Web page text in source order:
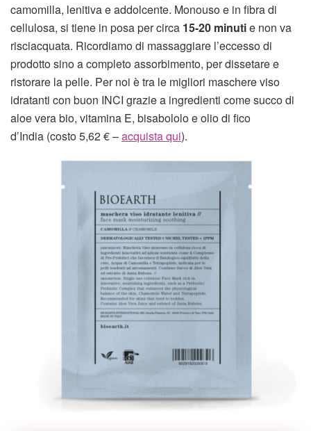
camomilla, lenitiva e addolcente. Monouso e in fibra di
cellulosa, si tiene in posa per circa 15-20 minutie non va
risciacquata. Ricordiamo di massaggiare l’eccesso di
prodotto sino a completo assorbimento, per dissetare e
ristorare la pelle. Per noi è tra le migliori maschere viso
idratanti con buon INCI grazie a ingredienti come succo di
aloe vera bio, vitamina E, bisabololo e olio di fico
d’India (costo 5,62 € –acquista qui).